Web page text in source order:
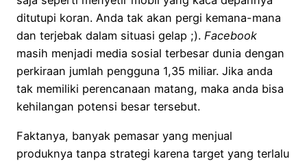
ditutupi koran. Anda tak akan pergi kemana-mana
dan terjebak dalam situasi gelap ;). Facebook
masih menjadi media sosial terbesar dunia dengan
perkiraan jumlah pengguna 1,35 miliar. Jika anda
tak memiliki perencanaan matang, maka anda bisa
kehilangan potensi besar tersebut.
Faktanya, banyak pemasar yang menjual
produknya tanpa strategi karena target yang terlalu